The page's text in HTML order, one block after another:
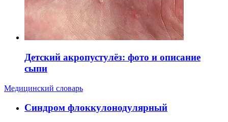
Детский акропустулёз: фото и описание
сыпи
Медицинский словарь
Cиндром флоккулонодулярный